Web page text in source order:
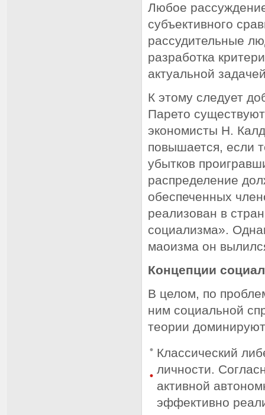
Любое
субъективного
рассудительные
разработка
актуальной
К этому следует
Парето
экономисты Н.
повышается, если
убытков
распределение
обеспеченных
реализован в
социализма».
маоизма он
Концепции
В целом, по
ним социальной
теории
Классический
личности.
активной
эффективно